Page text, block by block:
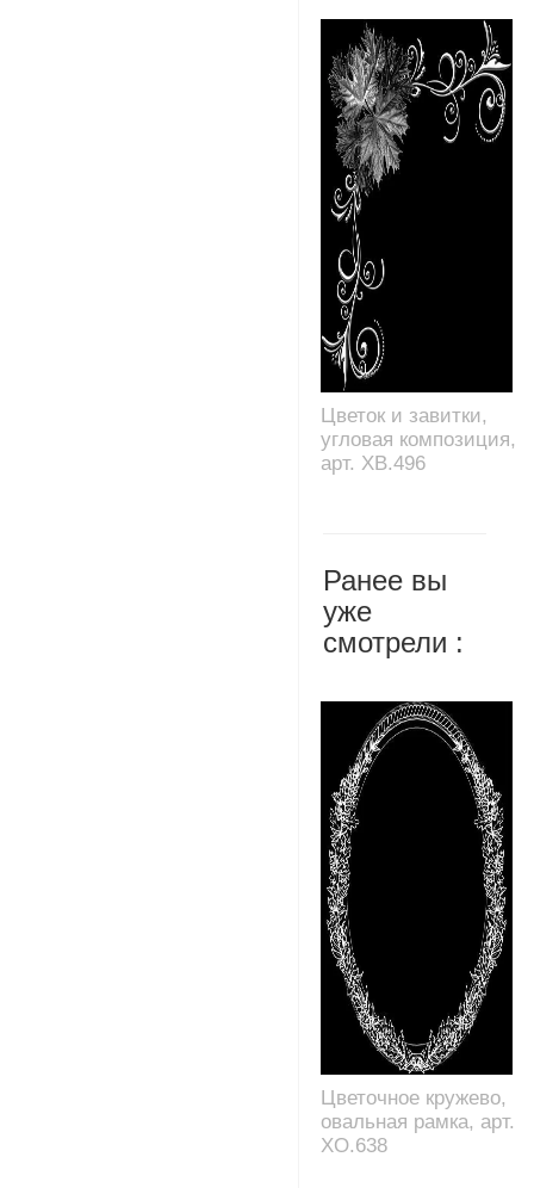
Цветок и завитки,
угловая композиция,
арт. XB.496
Ранее вы
уже
смотрели :
Цветочное кружево,
овальная рамка, арт.
XO.638